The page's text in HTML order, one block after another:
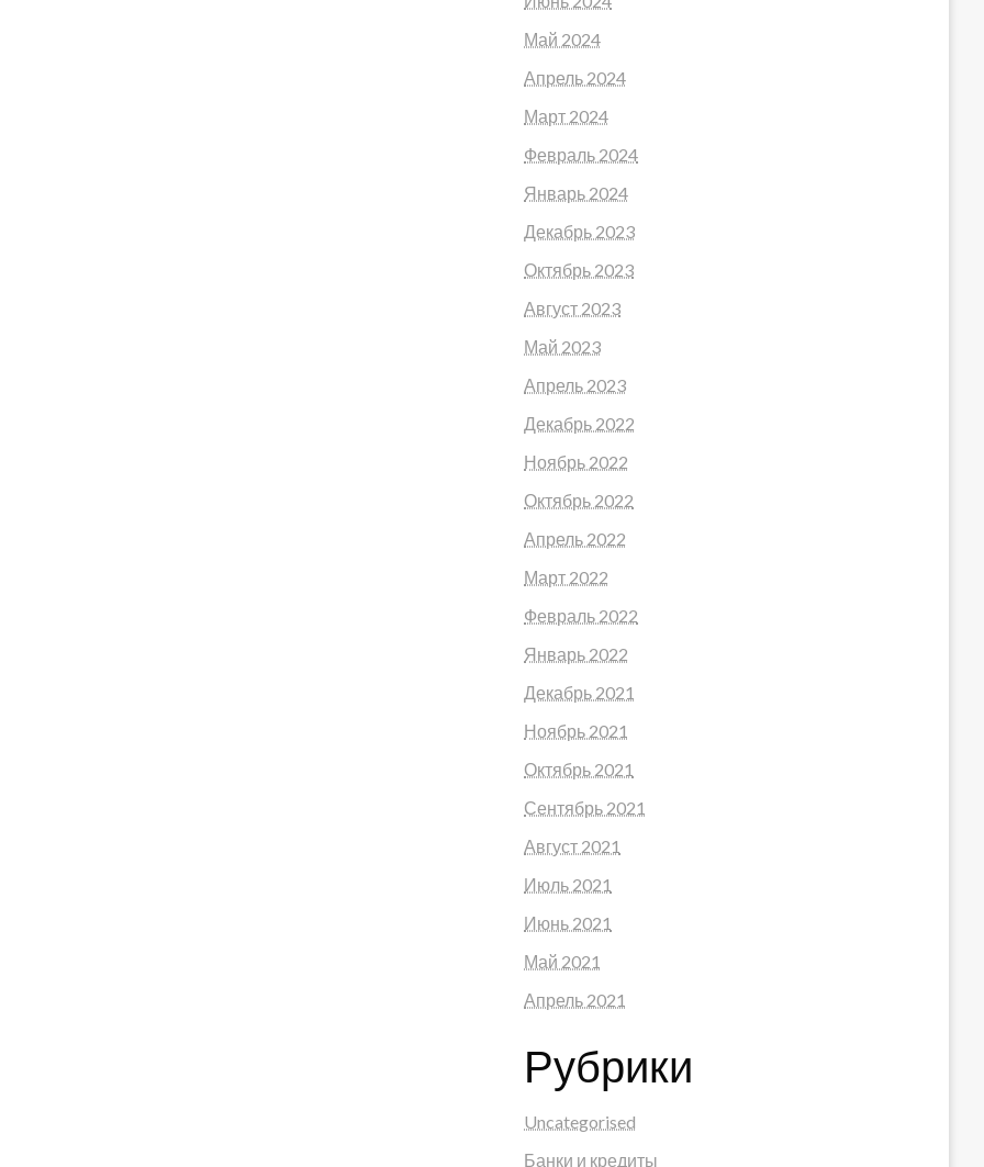
Май 2024
Апрель 2024
Март 2024
Февраль 2024
Январь 2024
Декабрь 2023
Октябрь 2023
Август 2023
Май 2023
Апрель 2023
Декабрь 2022
Ноябрь 2022
Октябрь 2022
Апрель 2022
Март 2022
Февраль 2022
Январь 2022
Декабрь 2021
Ноябрь 2021
Октябрь 2021
Сентябрь 2021
Август 2021
Июль 2021
Июнь 2021
Май 2021
Апрель 2021
Рубрики
Uncategorised
Банки и кредиты